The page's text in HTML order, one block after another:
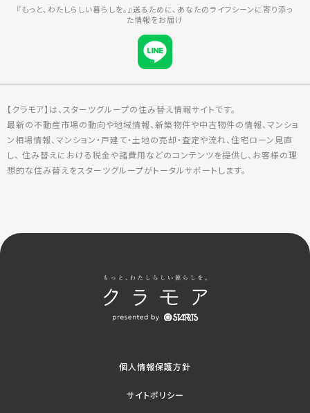
『もっと、わたしらしい暮らしを。』送るために、あなたのライフシーンに寄り添っ
た情報をお届け
【クラモア】は、スターツグループの住み替え情報サイトです。
最新の不動産市場の動向や地域情報、新築物件や中古物件の情報、マンショ
ン相場情報、マンション・戸建て・土地の売却・査定や流れ、住宅ローン見直
し、 住み替えにおける税金や諸費用などのコンテンツを提供し、お客様の理
想的な住み替えをスターツグループがトータルサポートします。
個人情報保護方針
サイトポリシー